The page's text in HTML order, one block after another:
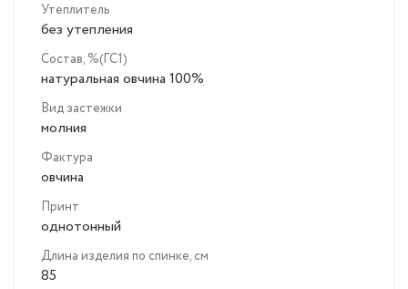
Утеплитель
без утепления
Состав, %(ГС1)
натуральная овчина 100%
Вид застежки
молния
Фактура
овчина
Принт
однотонный
Длина изделия по спинке, см
85